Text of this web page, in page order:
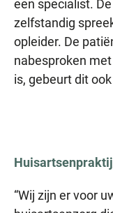
een specialist.
zelfstandig
opleider. De
nabesproken
is, gebeurt dit
“Wij zijn er voor